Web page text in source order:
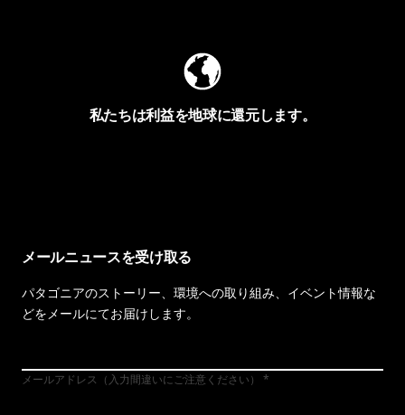
私たちは利益を地球に還元します。
メールニュースを受け取る
パタゴニアのストーリー、環境への取り組み、イベント情報な
どをメールにてお届けします。
メールアドレス（入力間違いにご注意ください）